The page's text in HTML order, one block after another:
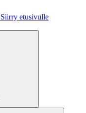
Siirry etusivulle